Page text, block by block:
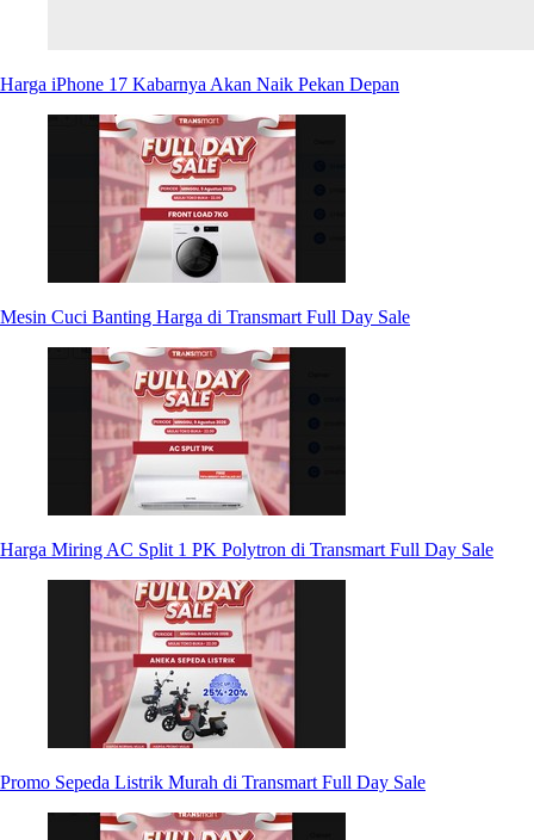
Harga iPhone 17 Kabarnya Akan Naik Pekan Depan
Mesin Cuci Banting Harga di Transmart Full Day Sale
Harga Miring AC Split 1 PK Polytron di Transmart Full Day Sale
Promo Sepeda Listrik Murah di Transmart Full Day Sale